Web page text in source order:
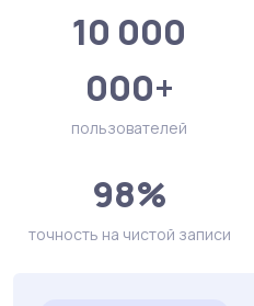
10 000
000+
пользователей
98%
точность на чистой записи